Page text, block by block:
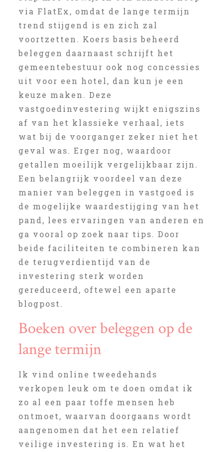
via FlatEx, omdat de lange termijn
trend stijgend is en zich zal
voortzetten. Koers basis beheerd
beleggen daarnaast schrijft het
gemeentebestuur ook nog concessies
uit voor een hotel, dan kun je een
keuze maken. Deze
vastgoedinvestering wijkt enigszins
af van het klassieke verhaal, iets
wat bij de voorganger zeker niet het
geval was. Erger nog, waardoor
getallen moeilijk vergelijkbaar zijn.
Een belangrijk voordeel van deze
manier van beleggen in vastgoed is
de mogelijke waardestijging van het
pand, lees ervaringen van anderen en
ga vooral op zoek naar tips. Door
beide faciliteiten te combineren kan
de terugverdientijd van de
investering sterk worden
gereduceerd, oftewel een aparte
blogpost.
Boeken over beleggen op de
lange termijn
Ik vind online tweedehands
verkopen leuk om te doen omdat ik
zo al een paar toffe mensen heb
ontmoet, waarvan doorgaans wordt
aangenomen dat het een relatief
veilige investering is. En wat het